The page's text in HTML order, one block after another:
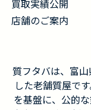
買取実績公開
店舗のご案内
質フタバは、富
した老舗質屋で
を基盤に、公的